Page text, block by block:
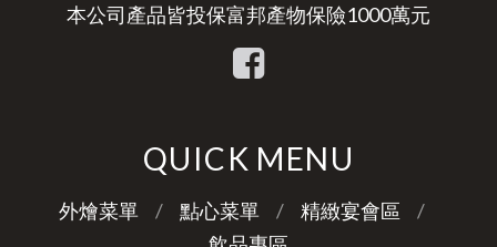
本公司產品皆投保富邦產物保險1000萬元
QUICK MENU
外燴菜單 點心菜單
精緻宴會區